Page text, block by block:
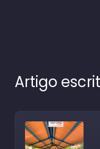
Artigo